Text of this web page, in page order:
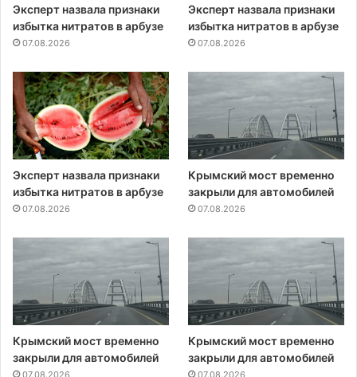
Эксперт назвала признаки
избытка нитратов в арбузе
07.08.2026
Эксперт назвала признаки
избытка нитратов в арбузе
07.08.2026
Эксперт назвала признаки
избытка нитратов в арбузе
07.08.2026
Крымский мост временно
закрыли для автомобилей
07.08.2026
Крымский мост временно
закрыли для автомобилей
07.08.2026
Крымский мост временно
закрыли для автомобилей
07.08.2026